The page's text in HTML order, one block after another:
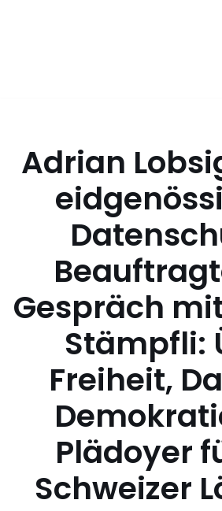
Adrian
Gespräch
Stämpfli:
Freiheit,
Plädoyer
Schweizer